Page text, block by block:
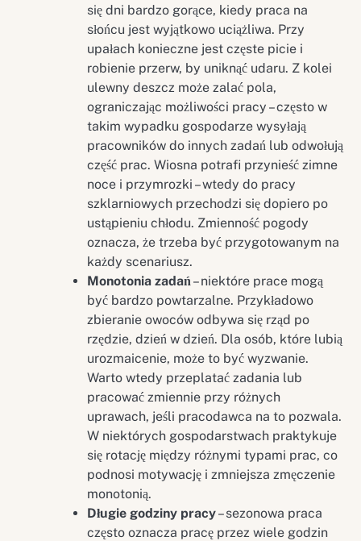
się dni bardzo gorące, kiedy praca na
słońcu jest wyjątkowo uciążliwa. Przy
upałach konieczne jest częste picie i
robienie przerw, by uniknąć udaru. Z kolei
ulewny deszcz może zalać pola,
ograniczając możliwości pracy – często w
takim wypadku gospodarze wysyłają
pracowników do innych zadań lub odwołują
część prac. Wiosna potrafi przynieść zimne
noce i przymrozki – wtedy do pracy
szklarniowych przechodzi się dopiero po
ustąpieniu chłodu. Zmienność pogody
oznacza, że trzeba być przygotowanym na
każdy scenariusz.
Monotonia zadań– niektóre prace mogą
być bardzo powtarzalne. Przykładowo
zbieranie owoców odbywa się rząd po
rzędzie, dzień w dzień. Dla osób, które lubią
urozmaicenie, może to być wyzwanie.
Warto wtedy przeplatać zadania lub
pracować zmiennie przy różnych
uprawach, jeśli pracodawca na to pozwala.
W niektórych gospodarstwach praktykuje
się rotację między różnymi typami prac, co
podnosi motywację i zmniejsza zmęczenie
monotonią.
Długie godziny pracy– sezonowa praca
często oznacza pracę przez wiele godzin